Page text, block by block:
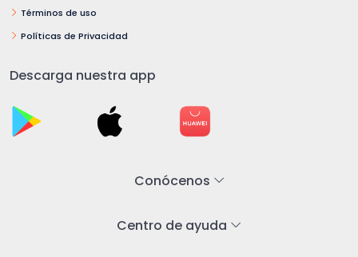
Términos de uso
Políticas de Privacidad
Descarga nuestra app
Conócenos
Centro de ayuda